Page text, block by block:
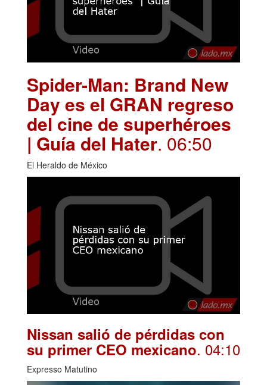
Spider-Man: Brand New
Day es el GRAN regreso
del cine de superhéroes
| Guía del Hater. 06:50
El Heraldo de México
Nissan salió de pérdidas con
su primer CEO mexicano. 04:10
Expresso Matutino